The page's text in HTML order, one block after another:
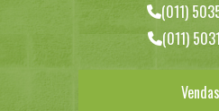
(011)
(011)